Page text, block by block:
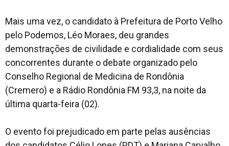
Mais uma vez, o candidato à Prefeitura de Porto Velho
pelo Podemos, Léo Moraes, deu grandes
demonstrações de civilidade e cordialidade com seus
concorrentes durante o debate organizado pelo
Conselho Regional de Medicina de Rondônia
(Cremero) e a Rádio Rondônia FM 93,3, na noite da
última quarta-feira (02).
O evento foi prejudicado em parte pelas ausências